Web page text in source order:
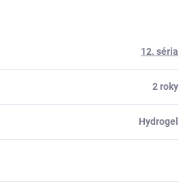
12. séria
2 roky
Hydrogel